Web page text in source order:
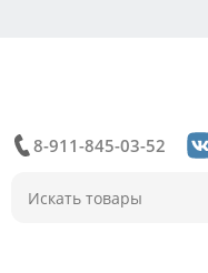
8-911-845-03-52